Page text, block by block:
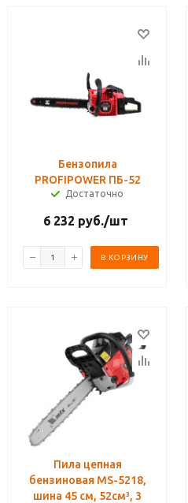
Бензопила
PROFIPOWER ПБ-52
Достаточно
6 232 руб./шт
В КОРЗИНУ
Пила цепная
бензиновая MS-5218,
шина 45 см, 52см³, 3